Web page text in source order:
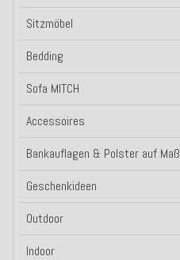
Sitzmöbel
Bedding
Sofa MITCH
Accessoires
Bankauflagen & Polster auf Maß
Geschenkideen
Outdoor
Indoor